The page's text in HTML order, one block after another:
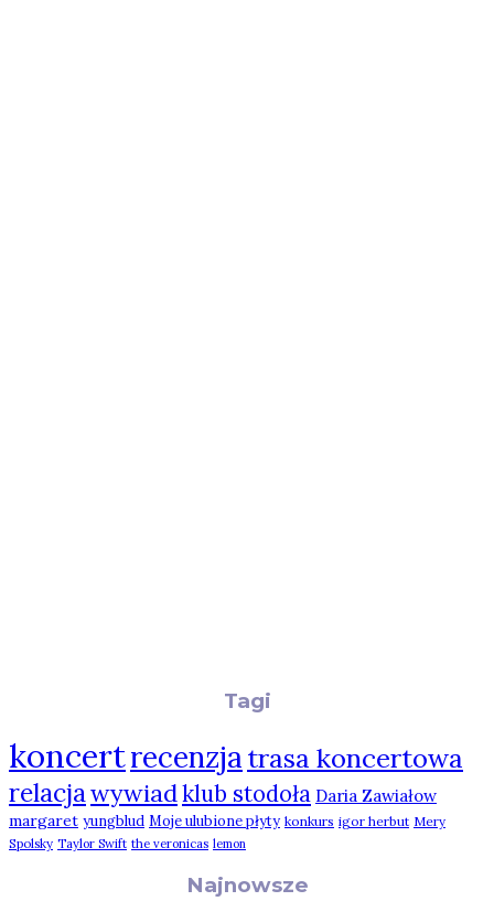
Tagi
koncertrecenzjatrasa koncertowa
relacja wywiadklub stodoła Daria Zawiałow
margaret yungblud Moje ulubione płyty konkurs igor herbut Mery
Spolsky Taylor Swift the veronicas lemon
Najnowsze